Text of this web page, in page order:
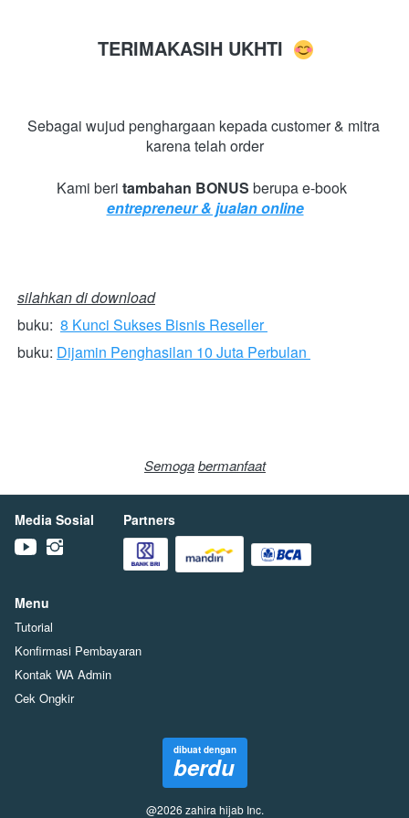
TERIMAKASIH UKHTI
Sebagai wujud penghargaan kepada customer & mitra
karena telah order
Kami beri tambahan BONUS
berupa e-book
entrepreneur & jualan online
silahkan di download
buku: 8 Kunci Sukses Bisnis Reseller
buku: Dijamin Penghasilan 10 Juta Perbulan
Semogabermanfaat
Media Sosial Partners
Menu
Tutorial
Konfirmasi Pembayaran
Kontak WA Admin
Cek Ongkir
dibuat dengan
berdu
@2026 zahira hijab Inc.